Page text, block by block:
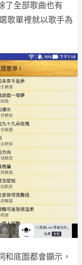
了全部歌曲也有
歌單裡就以歌手為
底圖都會顯示，